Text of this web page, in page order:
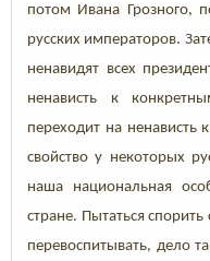
потом Ивана Грозного,
русских императоров.
ненавидят всех
ненависть к
переходит на ненависть
свойство у некоторых
наша национальная
стране. Пытаться
перевоспитывать, дело